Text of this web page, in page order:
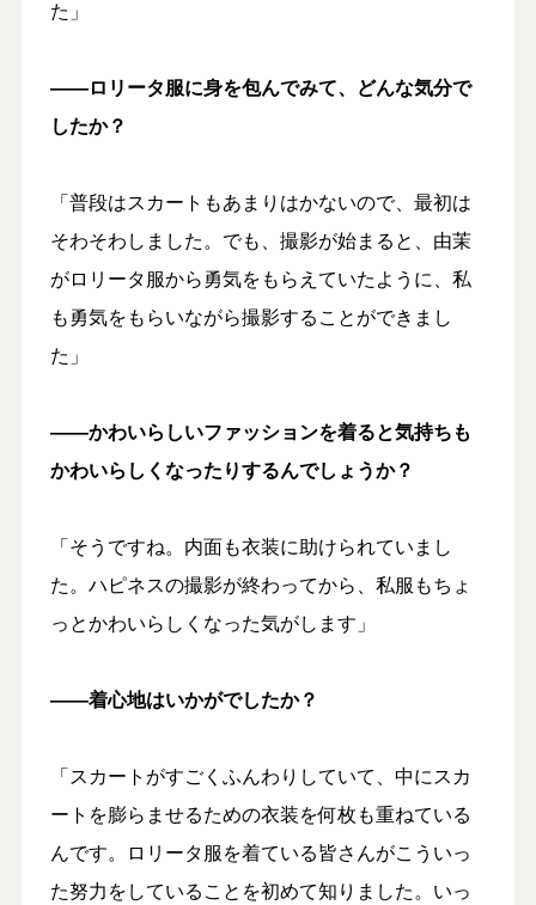
た」
――ロリータ服に身を包んでみて、どんな気分で
したか？
「普段はスカートもあまりはかないので、最初は
そわそわしました。でも、撮影が始まると、由茉
がロリータ服から勇気をもらえていたように、私
も勇気をもらいながら撮影することができまし
た」
――かわいらしいファッションを着ると気持ちも
かわいらしくなったりするんでしょうか？
「そうですね。内面も衣装に助けられていまし
た。ハピネスの撮影が終わってから、私服もちょ
っとかわいらしくなった気がします」
――着心地はいかがでしたか？
「スカートがすごくふんわりしていて、中にスカ
ートを膨らませるための衣装を何枚も重ねている
んです。ロリータ服を着ている皆さんがこういっ
た努力をしていることを初めて知りました。いっ